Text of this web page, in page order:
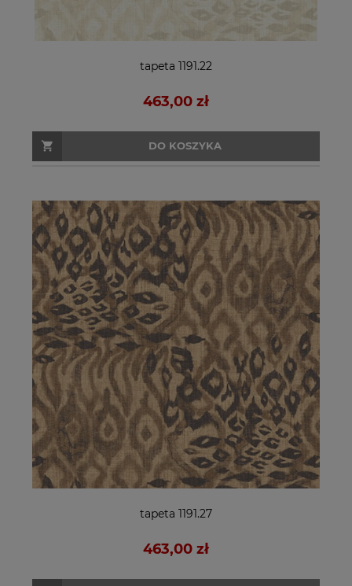
tapeta 1191.22
463,00 zł
DO KOSZYKA
tapeta 1191.27
463,00 zł